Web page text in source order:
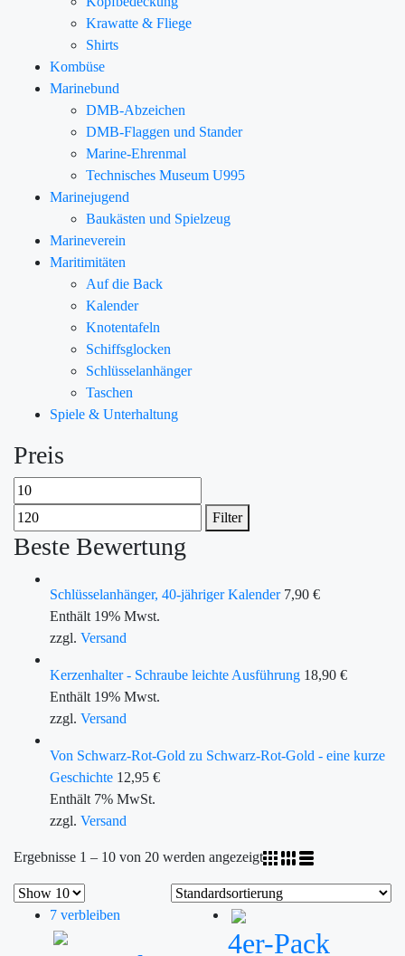
Krawatte & Fliege
Shirts
Kombüse
Marinebund
DMB-Abzeichen
DMB-Flaggen und Stander
Marine-Ehrenmal
Technisches Museum U995
Marinejugend
Baukästen und Spielzeug
Marineverein
Maritimitäten
Auf die Back
Kalender
Knotentafeln
Schiffsglocken
Schlüsselanhänger
Taschen
Spiele & Unterhaltung
Preis
Filter
Beste Bewertung
Schlüsselanhänger, 40-jähriger Kalender 7,90 €
Enthält 19% Mwst.
zzgl. Versand
Kerzenhalter - Schraube leichte Ausführung 18,90 €
Enthält 19% Mwst.
zzgl. Versand
Von Schwarz-Rot-Gold zu Schwarz-Rot-Gold - eine kurze
Geschichte 12,95 €
Enthält 7% MwSt.
zzgl. Versand
Ergebnisse 1 – 10 von 20 werden angezeigt
7 verbleiben
4er-Pack